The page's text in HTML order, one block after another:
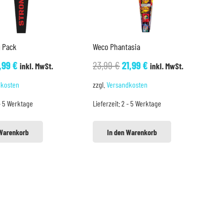
Pack
€
€Aktueller
17,99 €.
inkl. MwSt.
5 Werktage
Weco Phantasia
23,99€Ursprünglicher
Preis
23,99 €
21,99€Aktueller
21,99 €.
inkl. MwSt.
zzgl.Versandkosten
Lieferzeit:2 - 5 Werktage
In den Warenkorb